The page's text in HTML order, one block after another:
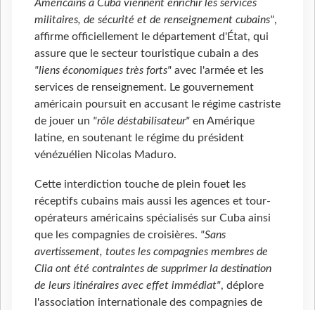
Américains à Cuba viennent enrichir les services
militaires, de sécurité et de renseignement cubains",
affirme officiellement le département d'État, qui
assure que le secteur touristique cubain a des
"liens économiques très forts" avec l'armée et les
services de renseignement. Le gouvernement
américain poursuit en accusant le régime castriste
de jouer un "rôle déstabilisateur" en Amérique
latine, en soutenant le régime du président
vénézuélien Nicolas Maduro.
Cette interdiction touche de plein fouet les
réceptifs cubains mais aussi les agences et tour-
opérateurs américains spécialisés sur Cuba ainsi
que les compagnies de croisières. "Sans
avertissement, toutes les compagnies membres de
Clia ont été contraintes de supprimer la destination
de leurs itinéraires avec effet immédiat", déplore
l'association internationale des compagnies de